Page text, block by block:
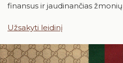
17 18 19
24
31
finansus ir jaudinančias
Užsakyti leidinį